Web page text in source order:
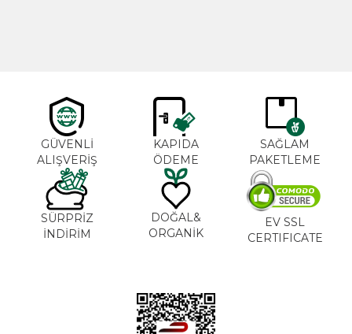
GÜVENLİ
ALIŞVERİŞ
KAPIDA
ÖDEME
SAĞLAM
PAKETLEME
SÜRPRİZ
İNDİRİM
DOĞAL&
ORGANİK
EV SSL
CERTIFICATE